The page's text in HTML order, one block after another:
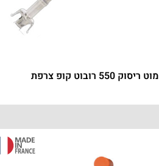
מוט ריסוק 550 רובוט קופ צרפת